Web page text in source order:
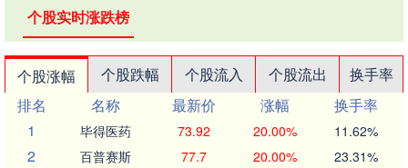
个股实时涨跌榜
个股涨幅 个股跌幅 个股流入 个股流出
换手率
排名
名称 最新价 涨幅
换手率
1
毕得医药 73.92 20.00% 11.62%
2 百普赛斯 77.7 20.00% 23.31%